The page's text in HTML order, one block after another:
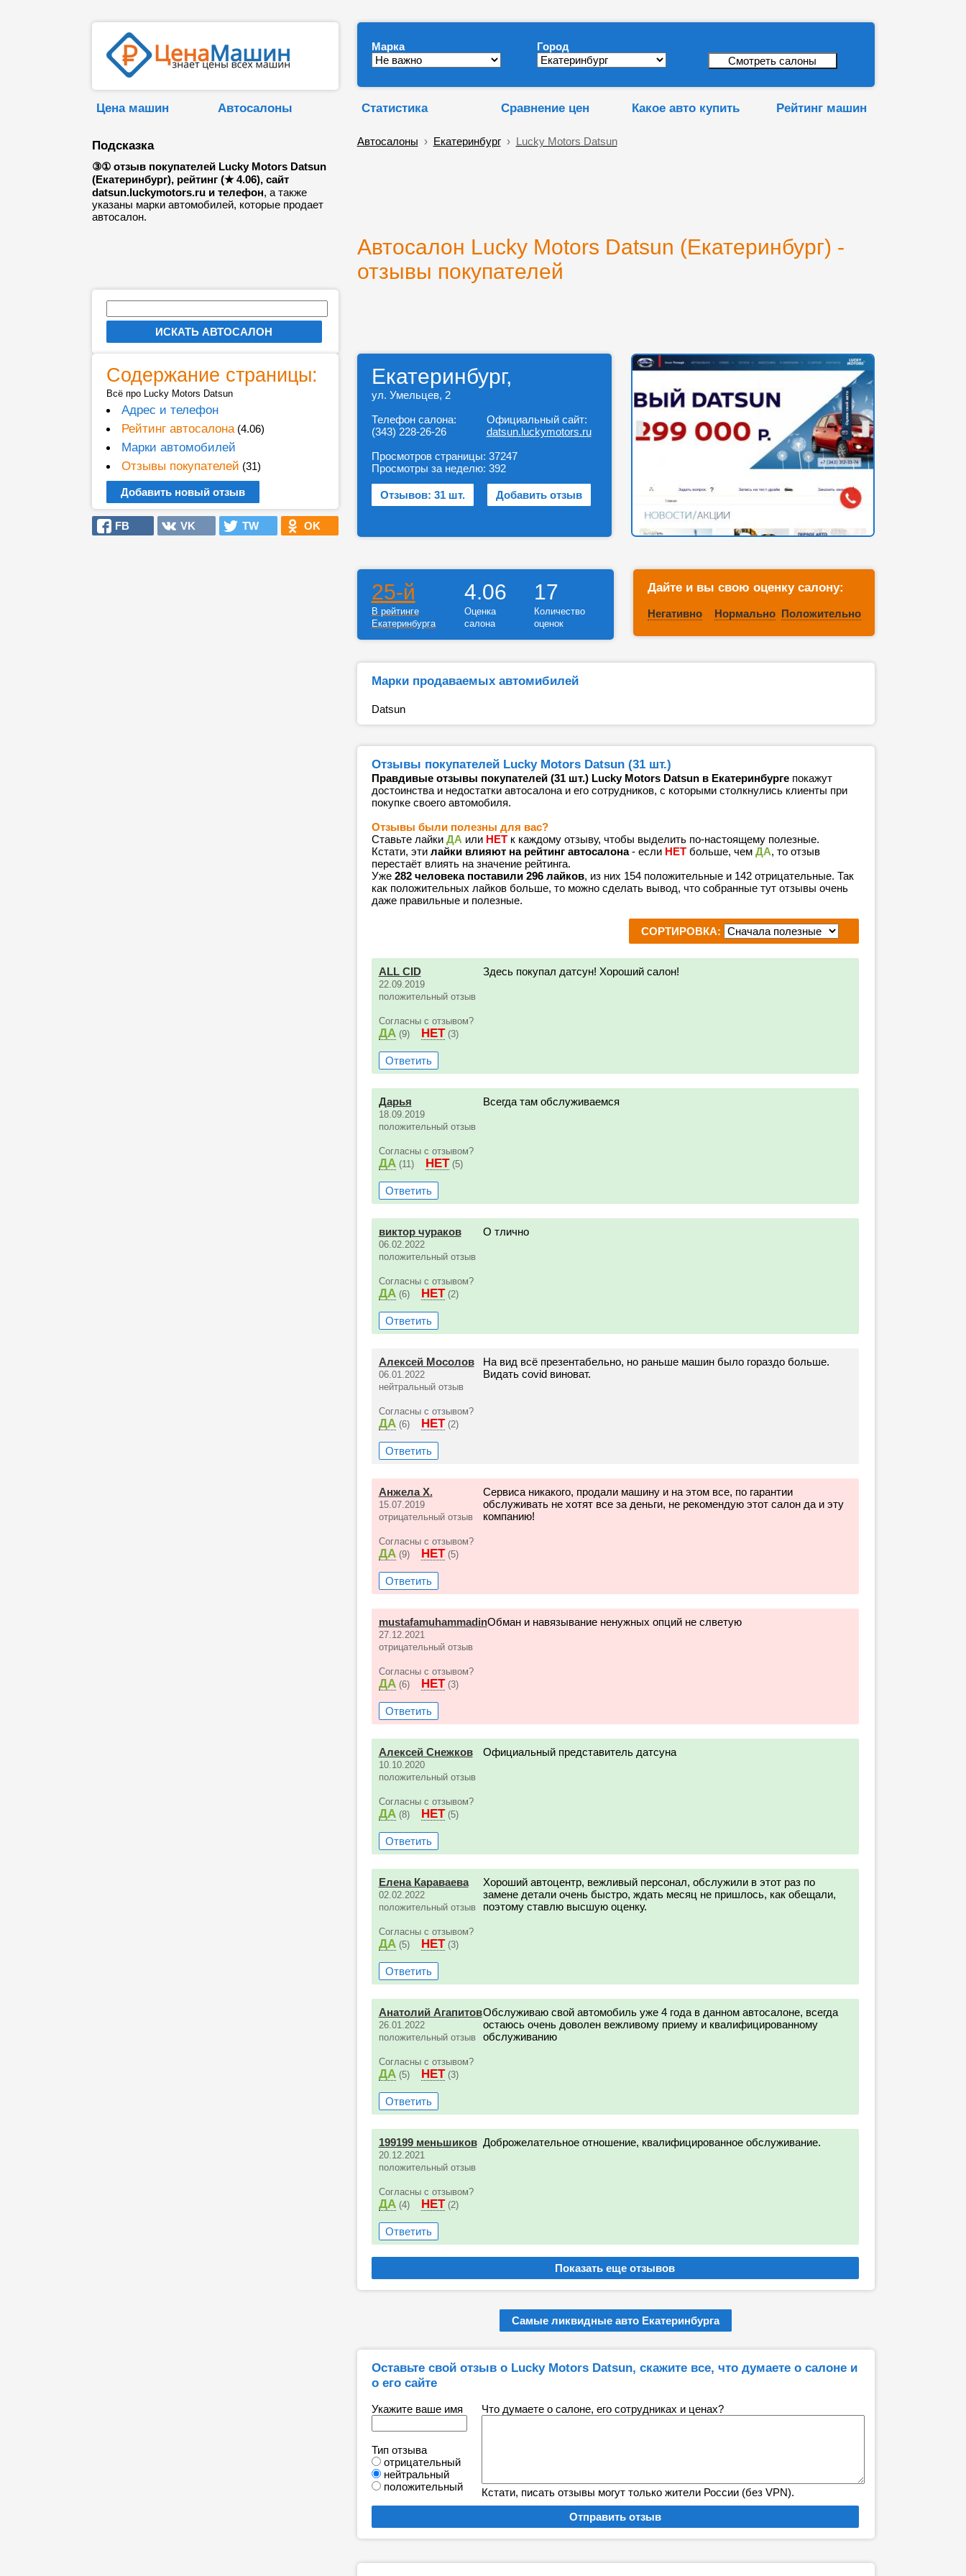
Марка Город
Цена машин Автосалоны Статистика Сравнение цен Какое авто купить Рейтинг машин
Подсказка
③① отзыв покупателей Lucky Motors Datsun
(Екатеринбург), рейтинг (★ 4.06), сайт
datsun.luckymotors.ru и телефон, а также
указаны марки автомобилей, которые продает
автосалон.
Автосалоны › Екатеринбург› Lucky Motors Datsun
Автосалон Lucky Motors Datsun (Екатеринбург) -
отзывы покупателей
Содержание страницы:
Всё про Lucky Motors Datsun
Адрес и телефон
Рейтинг автосалона(4.06)
Марки автомобилей
Отзывы покупателей (31)
Добавить новый отзыв
FB VK TW OK
Екатеринбург,
ул. Умельцев, 2
Телефон салона:
(343) 228-26-26
Официальный сайт:
datsun.luckymotors.ru
Просмотров страницы:
Просмотры за неделю:
37247
392
Отзывов: 31 шт. Добавить отзыв
25-й
В рейтинге
Екатеринбурга
4.06
Оценка
салона
17
Количество
оценок
Дайте и вы свою оценку салону:
Негативно Нормально Положительно
Марки продаваемых автомибилей
Datsun
Отзывы покупателей Lucky Motors Datsun (31 шт.)
Правдивые отзывы покупателей (31 шт.) Lucky Motors Datsun в Екатеринбургепокажут
достоинства и недостатки автосалона и его сотрудников, с которыми столкнулись клиенты при
покупке своего автомобиля.
Отзывы были полезны для вас?
Ставьте лайки ДА или НЕТк каждому отзыву, чтобы выделить по-настоящему полезные.
Кстати, эти лайки влияют на рейтинг автосалона- если НЕТбольше, чем ДА, то отзыв
перестаёт влиять на значение рейтинга.
Уже 282 человека поставили 296 лайков, из них 154 положительные и 142 отрицательные. Так
как положительных лайков больше, то можно сделать вывод, что собранные тут отзывы очень
даже правильные и полезные.
СОРТИРОВКА:
ALL CID
22.09.2019
положительный отзыв
Согласны с отзывом?
ДА (9) НЕТ (3)
Здесь покупал датсун! Хороший салон!
Ответить
Дарья
18.09.2019
положительный отзыв
Согласны с отзывом?
ДА (11) НЕТ (5)
Всегда там обслуживаемся
Ответить
виктор чураков
06.02.2022
положительный отзыв
Согласны с отзывом?
ДА (6) НЕТ (2)
О тлично
Ответить
Алексей Мосолов
06.01.2022
нейтральный отзыв
Согласны с отзывом?
ДА (6) НЕТ (2)
На вид всё презентабельно, но раньше машин было гораздо больше.
Видать covid виноват.
Ответить
Анжела Х.
15.07.2019
отрицательный отзыв
Согласны с отзывом?
ДА (9) НЕТ (5)
Сервиса никакого, продали машину и на этом все, по гарантии
обслуживать не хотят все за деньги, не рекомендую этот салон да и эту
компанию!
Ответить
mustafamuhammadin
27.12.2021
отрицательный отзыв
Согласны с отзывом?
ДА (6) НЕТ (3)
Обман и навязывание ненужных опций не слветую
Ответить
Алексей Снежков
10.10.2020
положительный отзыв
Согласны с отзывом?
ДА (8) НЕТ (5)
Официальный представитель датсуна
Ответить
Елена Караваева
02.02.2022
положительный отзыв
Согласны с отзывом?
ДА (5) НЕТ (3)
Хороший автоцентр, вежливый персонал, обслужили в этот раз по
замене детали очень быстро, ждать месяц не пришлось, как обещали,
поэтому ставлю высшую оценку.
Ответить
Анатолий Агапитов
26.01.2022
положительный отзыв
Согласны с отзывом?
ДА (5) НЕТ (3)
Обслуживаю свой автомобиль уже 4 года в данном автосалоне, всегда
остаюсь очень доволен вежливому приему и квалифицированному
обслуживанию
Ответить
199199 меньшиков
20.12.2021
положительный отзыв
Согласны с отзывом?
ДА (4) НЕТ (2)
Доброжелательное отношение, квалифицированное обслуживание.
Ответить
Самые ликвидные авто Екатеринбурга
Оставьте свой отзыв о Lucky Motors Datsun, скажите все, что думаете о салоне и
о его сайте
Укажите ваше имя
Тип отзыва
отрицательный
нейтральный
положительный
Что думаете о салоне, его сотрудниках и ценах?
Кстати, писать отзывы могут только жители России (без VPN).